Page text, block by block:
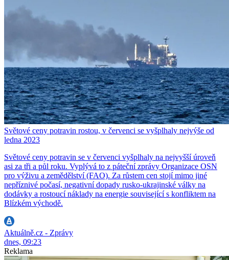
Světové ceny potravin rostou, v červenci se vyšplhaly nejvýše od
ledna 2023
Světové ceny potravin se v červenci vyšplhaly na nejvyšší úroveň
asi za tři a půl roku. Vyplývá to z páteční zprávy Organizace OSN
pro výživu a zemědělství (FAO). Za růstem cen stojí mimo jiné
nepříznivé počasí, negativní dopady rusko-ukrajinské války na
dodávky a rostoucí náklady na energie související s konfliktem na
Blízkém východě.
Aktuálně.cz - Zprávy
dnes, 09:23
Reklama